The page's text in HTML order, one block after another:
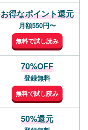
お得なポイント還元
月額550円〜
無料で試し読み
70%OFF
登録無料
無料で試し読み
50%還元